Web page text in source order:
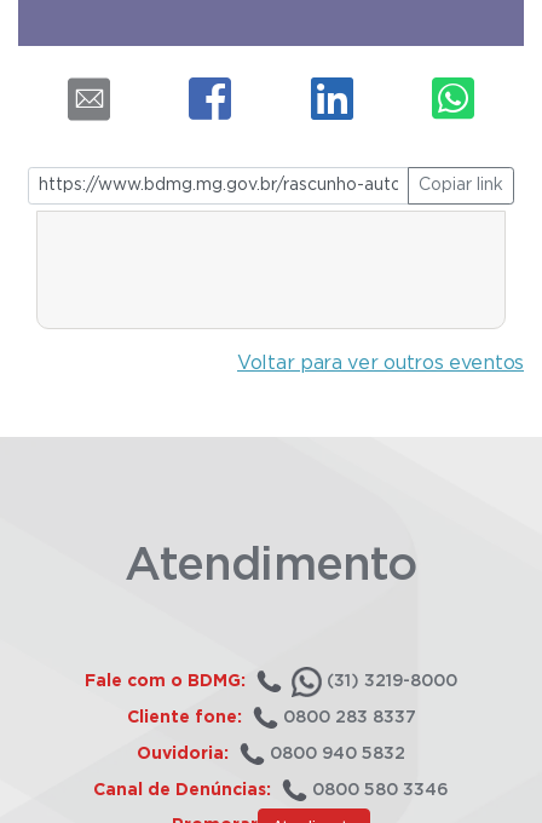
Copiar link
Voltar para ver outros eventos
Atendimento
Fale com o BDMG: (31) 3219-8000
Cliente fone: 0800 283 8337
Ouvidoria: 0800 940 5832
Canal de Denúncias: 0800 580 3346